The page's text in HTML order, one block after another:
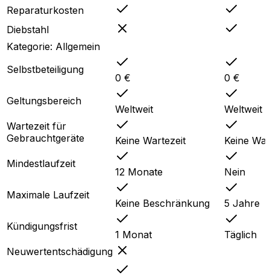
Reparaturkosten
Diebstahl
Kategorie: Allgemein
Selbstbeteiligung
0 €
0 €
Geltungsbereich
Weltweit
Weltweit
Wartezeit für
Gebrauchtgeräte
Keine Wartezeit
Keine
Mindestlaufzeit
12 Monate
Nein
Maximale Laufzeit
Keine Beschränkung
5 Jahre
Kündigungsfrist
1 Monat
Täglich
Neuwertentschädigung